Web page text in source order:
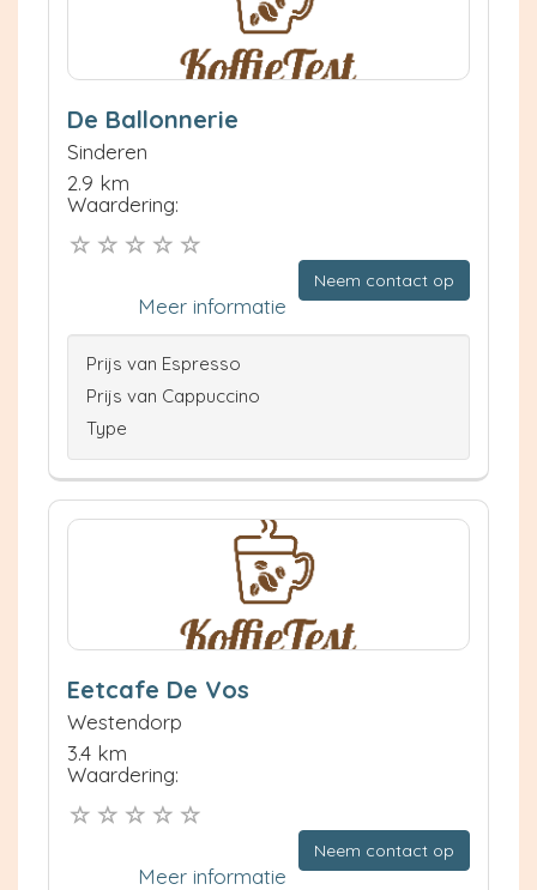
De Ballonnerie
Sinderen
2.9 km
Waardering:
Neem contact op
Meer informatie
Prijs van Espresso
Prijs van Cappuccino
Type
Eetcafe De Vos
Westendorp
3.4 km
Waardering:
Neem contact op
Meer informatie